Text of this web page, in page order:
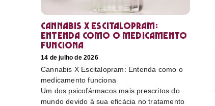
Cannabis X Escitalopram:
Entenda como o medicamento
funciona
14 de julho de 2026
Cannabis X Escitalopram: Entenda como o
medicamento funciona
Um dos psicofármacos mais prescritos do
mundo devido à sua eficácia no tratamento